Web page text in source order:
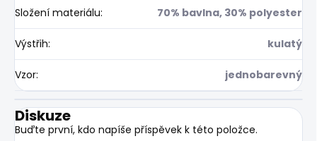
Složení materiálu: 70% bavlna, 30% polyester
Výstřih: kulatý
Vzor: jednobarevný
Diskuze
Buďte první, kdo napíše příspěvek k této položce.